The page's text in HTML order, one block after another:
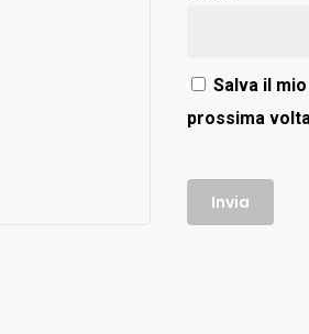
Salva il
prossima